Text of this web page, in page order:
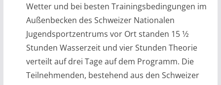
Wetter und bei besten Trainingsbedingungen im
Außenbecken des Schweizer Nationalen
Jugendsportzentrums vor Ort standen 15 1⁄2
Stunden Wasserzeit und vier Stunden Theorie
verteilt auf drei Tage auf dem Programm. Die
Teilnehmenden, bestehend aus den Schweizer